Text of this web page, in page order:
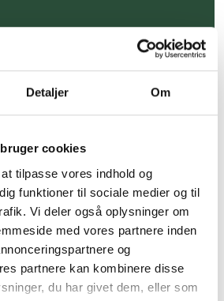
Detaljer Om
cookies
tilpasse vores indhold og
funktioner til sociale medier og til
Vi deler også oplysninger om
med vores partnere inden
og
partnere kan kombinere disse
du har givet dem, eller som